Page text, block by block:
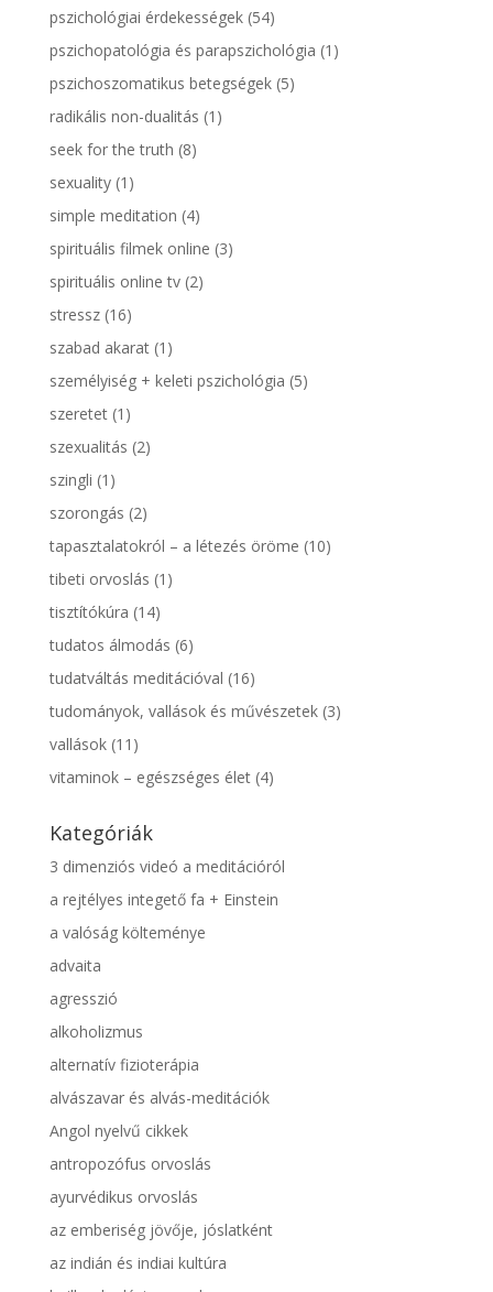
pszichológiai érdekességek(54)
pszichopatológia és parapszichológia (1)
pszichoszomatikus betegségek(5)
radikális non-dualitás (1)
seek for the truth (8)
sexuality(1)
simple meditation (4)
spirituális filmek online (3)
spirituális online tv(2)
stressz(16)
szabad akarat(1)
személyiség + keleti pszichológia (5)
szeretet(1)
szexualitás (2)
szingli (1)
szorongás (2)
tapasztalatokról – a létezés öröme (10)
tibeti orvoslás (1)
tisztítókúra (14)
tudatos álmodás (6)
tudatváltás meditációval (16)
tudományok, vallások és művészetek(3)
vallások(11)
vitaminok – egészséges élet(4)
Kategóriák
3 dimenziós videó a meditációról
a rejtélyes integető fa + Einstein
a valóság költeménye
advaita
agresszió
alkoholizmus
alternatív fizioterápia
alvászavar és alvás-meditációk
Angol nyelvű cikkek
antropozófus orvoslás
ayurvédikus orvoslás
az emberiség jövője, jóslatként
az indián és indiai kultúra